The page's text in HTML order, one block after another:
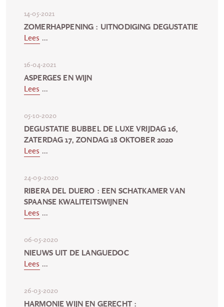
14-05-2021
ZOMERHAPPENING : UITNODIGING DEGUSTATIE
Lees ...
16-04-2021
ASPERGES EN WIJN
Lees ...
05-10-2020
DEGUSTATIE BUBBEL DE LUXE VRIJDAG 16,
ZATERDAG 17, ZONDAG 18 OKTOBER 2020
Lees ...
24-09-2020
RIBERA DEL DUERO : EEN SCHATKAMER VAN
SPAANSE KWALITEITSWIJNEN
Lees ...
06-05-2020
NIEUWS UIT DE LANGUEDOC
Lees ...
26-03-2020
HARMONIE WIJN EN GERECHT :